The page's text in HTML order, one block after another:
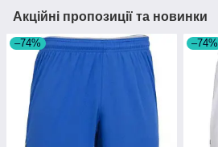
Акційні пропозиції та новинки
–74% –74%